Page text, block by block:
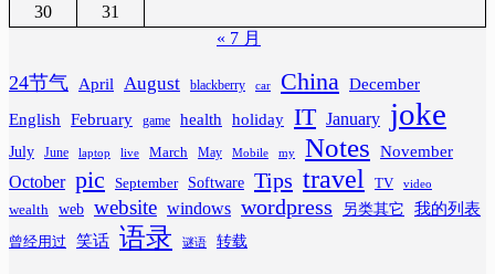
30
31
« 7 月
24节气 April August blackberry car China December
English February game health holiday IT January joke
July June laptop live March May Mobile my Notes November
October pic September Software Tips travel TV video
wealth web website windows wordpress 另类其它 我的列表
曾经用过 笑话 语录 谜语 转载